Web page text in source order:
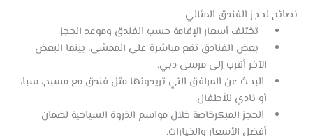
نصائح لحجز الفندق المثالي
تختلف أسعار الإقامة حسب الفندق وموعد الحجز.
بعض الفنادق تقع مباشرة على الممشى، بينما البعض
الآخر أقرب إلى مرسى دبي.
البحث عن المرافق التي تريدونها مثل فندق مع مسبح، سبا،
أو نادي للأطفال.
الحجز المبكرخاصة خلال مواسم الذروة السياحية لضمان
أفضل الأسعار والخيارات.